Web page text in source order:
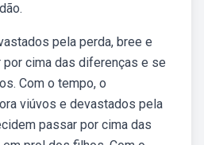
pela perda, bree e
cima das diferenças e se
Com o tempo, o
viúvos e devastados pela
passar por cima das